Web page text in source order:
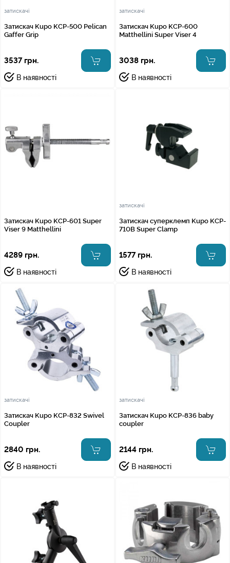
затискачі
Затискач Kupo KCP-500 Pelican
Gaffer Grip
3537 грн.
В наявності
затискачі
Затискач Kupo KCP-600
Matthellini Super Viser 4
3038 грн.
В наявності
Затискач Kupo KCP-601 Super
Viser 9 Matthellini
4289 грн.
В наявності
затискачі
Затискач суперклемп Kupo KCP-
710B Super Clamp
1577 грн.
В наявності
затискачі
Затискач Kupo KCP-832 Swivel
Coupler
2840 грн.
В наявності
затискачі
Затискач Kupo KCP-836 baby
coupler
2144 грн.
В наявності